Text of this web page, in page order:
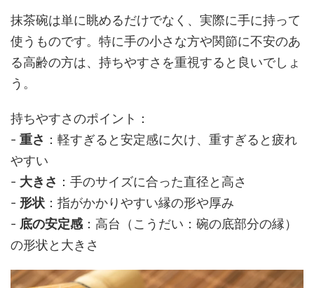
抹茶碗は単に眺めるだけでなく、実際に手に持って
使うものです。特に手の小さな方や関節に不安のあ
る高齢の方は、持ちやすさを重視すると良いでしょ
う。
持ちやすさのポイント：
- 重さ ：軽すぎると安定感に欠け、重すぎると疲れ
やすい
- 大きさ ：手のサイズに合った直径と高さ
- 形状 ：指がかかりやすい縁の形や厚み
- 底の安定感：高台（こうだい：碗の底部分の縁）
の形状と大きさ